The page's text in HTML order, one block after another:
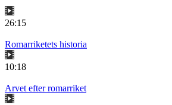
26:15
Romarriketets historia
10:18
Arvet efter romarriket